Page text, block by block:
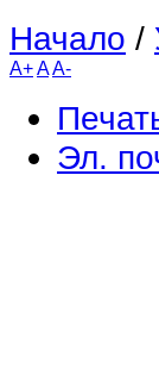
Начало /
A+AA-
Эл.